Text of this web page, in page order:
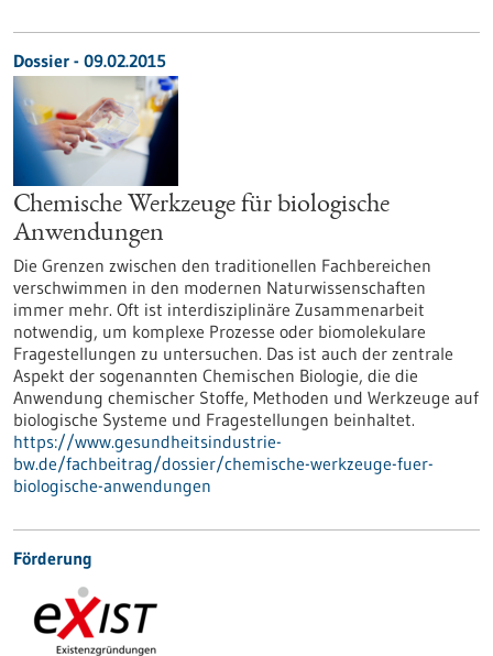
Dossier - 09.02.2015
Chemische Werkzeuge für biologische
Anwendungen
Die Grenzen zwischen den traditionellen Fachbereichen
verschwimmen in den modernen Naturwissenschaften
immer mehr. Oft ist interdisziplinäre Zusammenarbeit
notwendig, um komplexe Prozesse oder biomolekulare
Fragestellungen zu untersuchen. Das ist auch der zentrale
Aspekt der sogenannten Chemischen Biologie, die die
Anwendung chemischer Stoffe, Methoden und Werkzeuge auf
biologische Systeme und Fragestellungen beinhaltet.
https://www.gesundheitsindustrie-
bw.de/fachbeitrag/dossier/chemische-werkzeuge-fuer-
biologische-anwendungen
Förderung